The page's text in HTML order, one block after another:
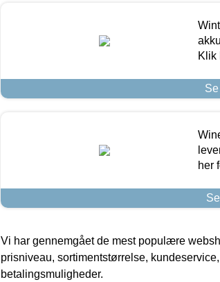
Klik
her
Vi har gennemgået de mest populære
prisniveau, sortimentstørrelse,
betalingsmuligheder.